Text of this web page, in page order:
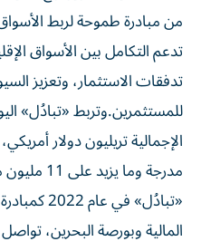
من مبادرة طموحة لربط
تدعم التكامل بين الأسواق
تدفقات الاستثمار، وتعزيز
للمستثمرين.وتربط «تبادُل»
مدرجة
«تبادُل»
المالية وبورصة البحرين،